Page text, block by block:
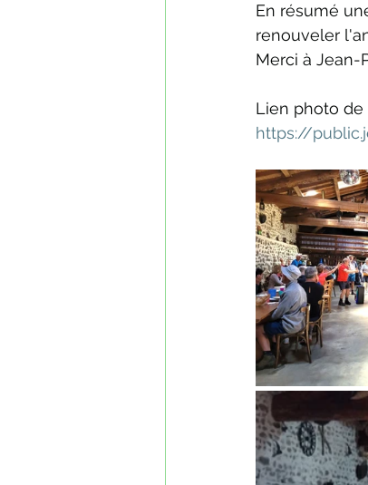
En résumé
renouveler
Merci à Jean-
Lien photo de
https://